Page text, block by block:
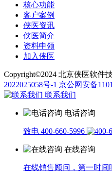
核心功能
客户案例
侠医资讯
侠医简介
资料申领
加入侠医
Copyright©2024 北京侠医软件
2022025058号-1 京公网安备
联系我们
电话咨询
致电 400-660-5996
在线咨询
在线销售顾问，第一时间